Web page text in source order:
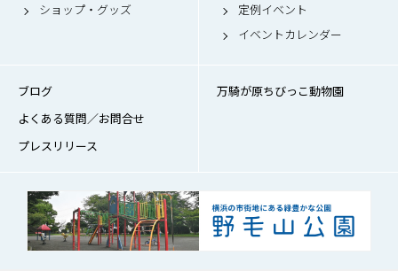
ショップ・グッズ
定例イベント
イベントカレンダー
ブログ
よくある質問／お問合せ
プレスリリース
万騎が原ちびっこ動物園